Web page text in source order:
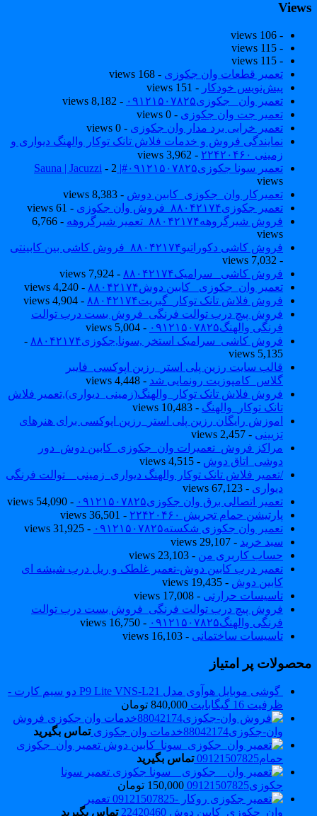
- 106 views
- 115 views
- 115 views
تعمیر قطعات وان جکوزی - 168 views
پیش‌نویس خودکار- 151 views
تعمیر وان _جکوزی۰۹۱۲۱۵۰۷۸۲۵
- 8,182 views
تعمیر جت وان جکوزی - 0 views
تعمیر خرابی برد مدار وان جکوزی - 0 views
نمایندگی فروش و خدمات فلاش تانک توکار والهنگ دیواری و
زمینی ۲۲۴۲۰۴۶۰
- 3,962 views
تعمیر سونا جکوزی۰۹۱۲۱۵۰۷۸۲۵#| Sauna | Jacuzzi
- 2
views
تعمیرکار وان_جکوزی_کابین دوش- 8,383 views
تعمیر جکوزی۸۸۰۴۲۱۷۴_فروش وان جکوزی
- 61 views
فروش شیرگروهه۸۸۰۴۲۱۷۴_تعمیر شیرگروهه
- 6,766
views
فروش کاشی دکوراتیو۸۸۰۴۲۱۷۴_فروش کاشی بین کابینتی
فروش کاشی _سرامیک۸۸۰۴۲۱۷۴
- 7,924 views
تعمیر وان_جکوزی_ کابین دوش۸۸۰۴۲۱۷۴
- 4,240 views
فروش فلاش تانک توکار_گبریت۸۸۰۴۲۱۷۴
- 4,904 views
فروش پیچ درب توالت فرنگی_فروش بست درب توالت
فرنگی والهنگ۰۹۱۲۱۵۰۷۸۲۵
- 5,004 views
فروش کاشی_سرامیک استخر ,سونا,جکوزی۸۸۰۴۲۱۷۴
-
5,135 views
قالب سایت رزین پلی استر_رزین اپوکسی_فایبر
گلاس_کامپوزیت رونمایی شد- 4,448 views
فروش فلاش تانک توکار_والهنگ(زمینی_دیواری),تعمیر فلاش
تانک توکار_والهنگ- 10,483 views
اموزش رایگان رزین پلی استر_رزین اپوکسی برای هنرهای
تزیینی- 2,457 views
مراکز فروش_تعمیرات وان_جکوزی_کابین دوش_دور
دوشی_اتاق دوش- 4,515 views
/تعمیر فلاش تانک توکار والهنگ دیواری_زمینی _ توالت فرنگی
دیواری - 67,123 views
تعمیر اتصالی برق وان جکوزی۰۹۱۲۱۵۰۷۸۲۵
- 54,090 views
پارتیشن حمام تجریش ۲۲۴۲۰۴۶۰
- 36,501 views
تعمیر وان جکوزی شکسته۰۹۱۲۱۵۰۷۸۲۵
- 31,925 views
سبد خرید - 29,107 views
حساب کاربری من- 23,103 views
تعمیر درب کابین دوش-تعمیر غلطک و ریل درب شیشه ای
کابین دوش- 19,435 views
تاسیسات حرارتی- 17,008 views
فروش پیچ درب توالت فرنگی_فروش بست درب توالت
فرنگی والهنگ۰۹۱۲۱۵۰۷۸۲۵
- 16,750 views
تاسیسات ساختمانی- 16,103 views
پر امتیاز
گوشی موبایل هوآوی مدل P9 Lite VNS-L21 دو سیم کارت -
ظرفیت 16 گیگابایت
840,000 تومان
فروش
وان-جکوزی88042174خدمات وان جکوزی
تماس بگیرید
تعمیر وان_جکوزی
حمام09121507825
تماس بگیرید
تعمیر سونا
جکوزی09121507825
150,000 تومان
تعمیر
وان_جکوزی_کابین دوش 22420460
تماس بگیرید